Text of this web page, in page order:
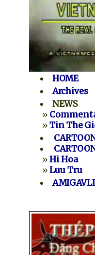
HOME
Archives
NEWS
»
»Tin The
»Hi Hoa
»Luu Tru